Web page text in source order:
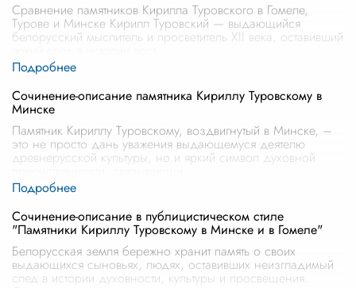
Сравнение памятников Кирилла Туровского в Гомеле,
Турове и Минске Кирилл Туровский — выдающийся
белорусский мыслитель и просветитель XII века, оставивший
Сочинение-описание памятника Кириллу Туровскому в
Минске
Памятник Кириллу Туровскому, воздвигнутый в Минске, –
это не просто дань уважения выдающемуся деятелю
древнерусской культуры, но и яркий символ духовной
Сочинение-описание в публицистическом стиле
"Памятники Кириллу Туровскому в Минске и в Гомеле"
Белорусская земля бережно хранит память о своих
выдающихся сыновьях, людях, оставивших неизгладимый
след в истории духовности, культуры и просвещения.